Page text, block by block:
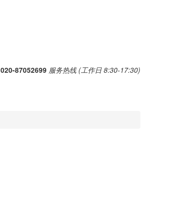
020-87052699 服务热线 (工作日 8:30-17:30)